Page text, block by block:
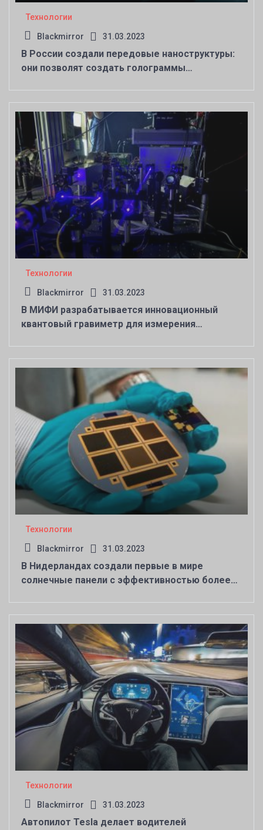
Технологии
Blackmirror 31.03.2023
В России создали передовые наноструктуры:
они позволят создать голограммы
Технологии
Blackmirror 31.03.2023
В МИФИ разрабатывается инновационный
квантовый гравиметр для измерения
Технологии
Blackmirror 31.03.2023
В Нидерландах создали первые в мире
солнечные панели с эффективностью более
Технологии
Blackmirror 31.03.2023
Автопилот Tesla делает водителей